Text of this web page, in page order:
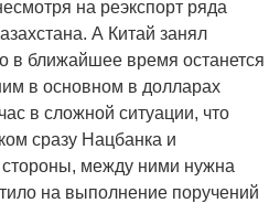
на реэкспорт ряда
А Китай занял
в ближайшее время останется
в основном в долларах
в сложной ситуации, что
сразу Нацбанка и
стороны, между ними нужна
на выполнение поручений